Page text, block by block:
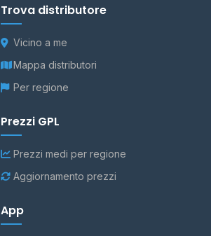
Trova distributore
Vicino a me
Mappa distributori
Per regione
Prezzi GPL
Prezzi medi per regione
Aggiornamento prezzi
App